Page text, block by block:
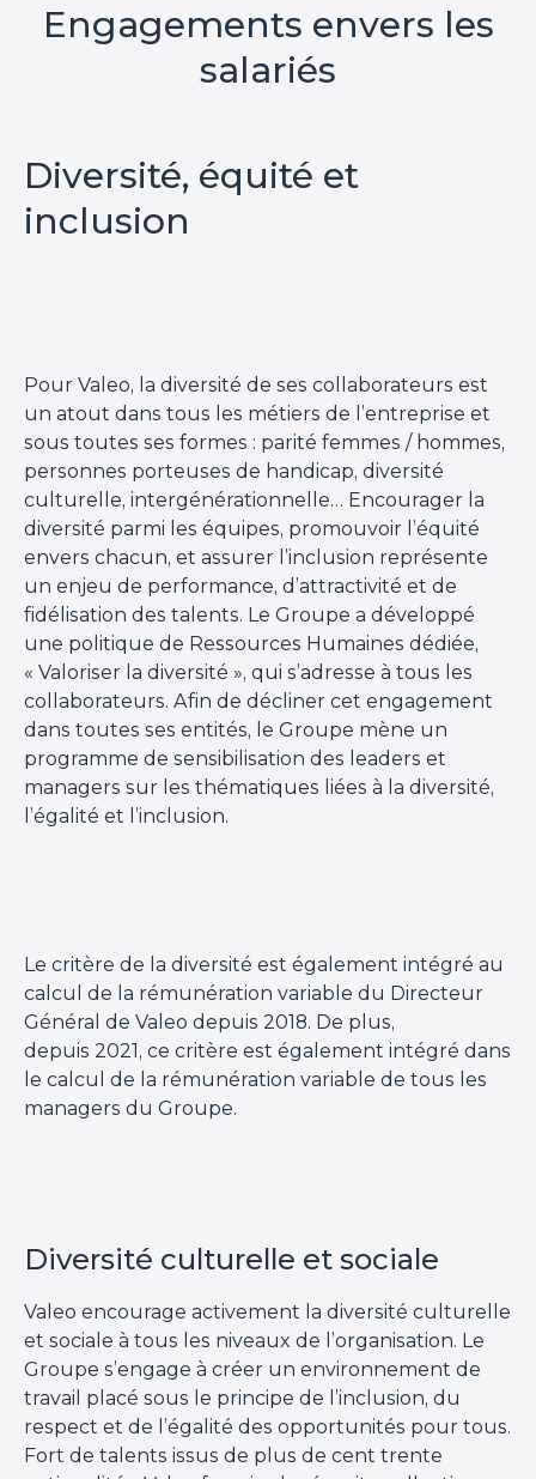
Engagements envers les
salariés
Diversité, équité et
inclusion
Pour Valeo, la diversité de ses collaborateurs est
un atout dans tous les métiers de l’entreprise et
sous toutes ses formes : parité femmes / hommes,
personnes porteuses de handicap, diversité
culturelle, intergénérationnelle… Encourager la
diversité parmi les équipes, promouvoir l’équité
envers chacun, et assurer l’inclusion représente
un enjeu de performance, d’attractivité et de
fidélisation des talents. Le Groupe a développé
une politique de Ressources Humaines dédiée,
« Valoriser la diversité », qui s’adresse à tous les
collaborateurs. Afin de décliner cet engagement
dans toutes ses entités, le Groupe mène un
programme de sensibilisation des leaders et
managers sur les thématiques liées à la diversité,
l’égalité et l’inclusion.
Le critère de la diversité est également intégré au
calcul de la rémunération variable du Directeur
Général de Valeo depuis 2018. De plus,
depuis 2021, ce critère est également intégré dans
le calcul de la rémunération variable de tous les
managers du Groupe.
Diversité culturelle et sociale
Valeo encourage activement la diversité culturelle
et sociale à tous les niveaux de l’organisation. Le
Groupe s’engage à créer un environnement de
travail placé sous le principe de l’inclusion, du
respect et de l’égalité des opportunités pour tous.
Fort de talents issus de plus de cent trente